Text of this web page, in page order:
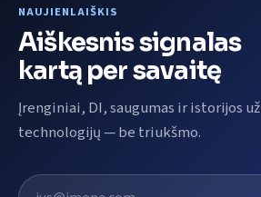
NAUJIENLAIŠKIS
Aiškesnis signalas
kartą per savaitę
Įrenginiai, DI, saugumas ir istorijos už
technologijų — be triukšmo.
El. pašto adresas